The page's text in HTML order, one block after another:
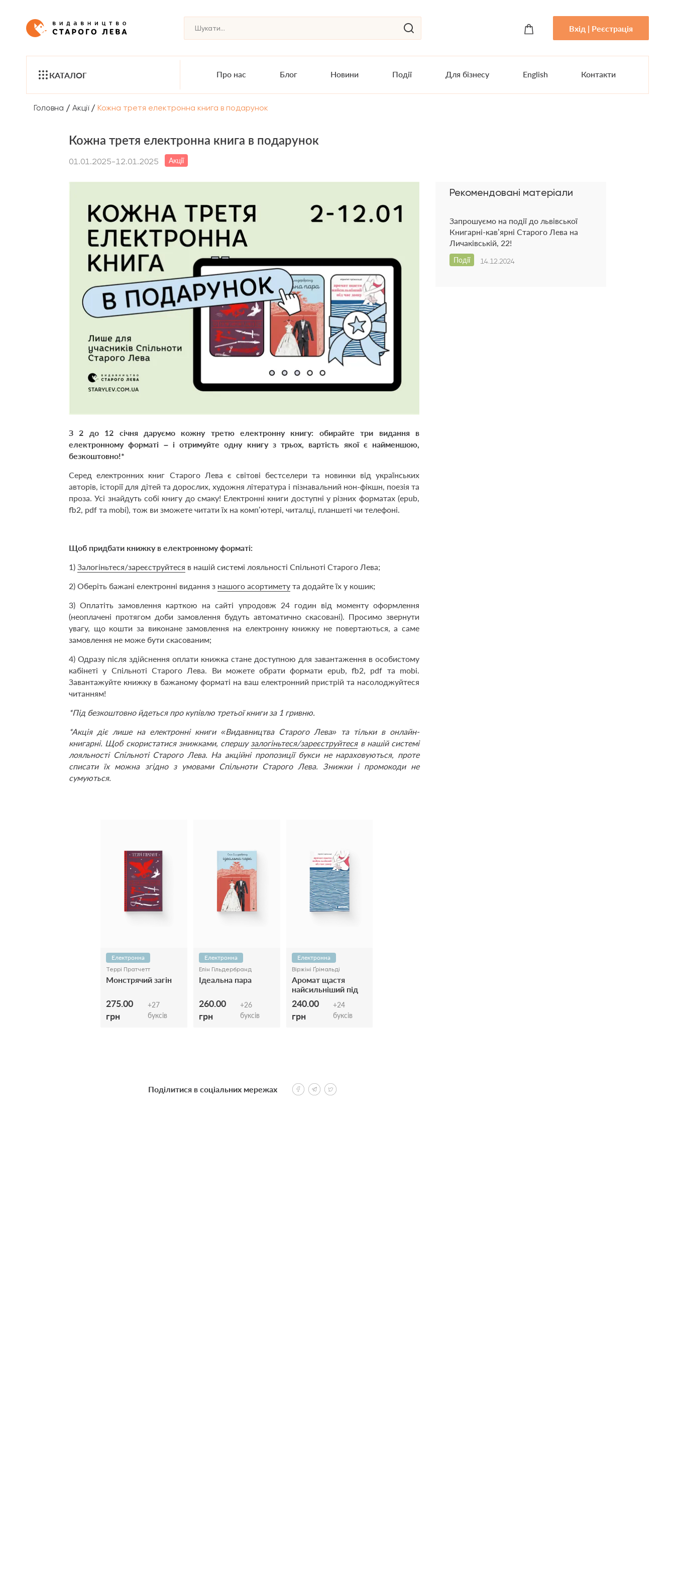
Вхід | Реєстрація
КАТАЛОГ Про нас Блог Новини Події Для бізнесу English Контакти
Головна / Акції / Кожна третя електронна книга в подарунок
Кожна третя електронна книга в подарунок
01.01.2025-12.01.2025 Акції
З 2 до 12 січня даруємо кожну третю електронну книгу: обирайте три видання в
електронному форматі – і отримуйте одну книгу з трьох, вартість якої є найменшою,
безкоштовно!*
Серед електронних книг Старого Лева є світові бестселери та новинки від українських
авторів, історії для дітей та дорослих, художня література і пізнавальний нон-фікшн, поезія та
проза. Усі знайдуть собі книгу до смаку! Електронні книги доступні у різних форматах (ерub,
fb2, pdf та mobi), тож ви зможете читати їх на комп’ютері, читалці, планшеті чи телефоні.
Щоб придбати книжку в електронному форматі:
1) Залогіньтеся/зареєструйтеся в нашій системі лояльності Спільноті Старого Лева;
2) Оберіть бажані електронні видання з нашого асортимету та додайте їх у кошик;
3) Оплатіть замовлення карткою на сайті упродовж 24 годин від моменту оформлення
(неоплачені протягом доби замовлення будуть автоматично скасовані). Просимо звернути
увагу, що кошти за виконане замовлення на електронну книжку не повертаються, а саме
замовлення не може бути скасованим;
4) Одразу після здійснення оплати книжка стане доступною для завантаження в особистому
кабінеті у Спільноті Старого Лева. Ви можете обрати формати epub, fb2, pdf та mobi.
Завантажуйте книжку в бажаному форматі на ваш електронний пристрій та насолоджуйтеся
читанням!
*Під безкоштовно йдеться про купівлю третьої книги за 1 гривню.
*Акція діє лише на електронні книги «Видавництва Старого Лева» та тільки в онлайн-
книгарні. Щоб скористатися знижками, спершу залогіньтеся/зареєструйтесяв нашій системі
лояльності Спільноті Старого Лева. На акційні пропозиції букси не нараховуються, проте
списати їх можна згідно з умовами Спільноти Старого Лева. Знижки і промокоди не
сумуються.
Рекомендовані матеріали
Запрошуємо на події до львівської
Книгарні-кав’ярні Старого Лева на
Личаківській, 22!
14.12.2024
Події
Електронна
Террі Пратчетт
Монстрячий загін
275.00
грн
+27
буксів
Електронна
Елін Гільдербранд
Ідеальна пара
260.00
грн
+26
буксів
Електронна
Віржіні Ґрімальді
Аромат щастя
найсильніший під
час дощу
240.00
грн
+24
буксів
Поділитися в соціальних мережах